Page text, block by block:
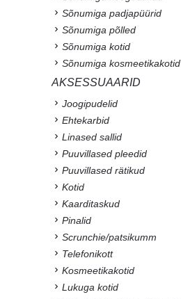
Sõnumiga padjapüürid
Sõnumiga põlled
Sõnumiga kotid
Sõnumiga kosmeetikakotid
AKSESSUAARID
Joogipudelid
Ehtekarbid
Linased sallid
Puuvillased pleedid
Puuvillased rätikud
Kotid
Kaarditaskud
Pinalid
Scrunchie/patsikumm
Telefonikott
Kosmeetikakotid
Lukuga kotid